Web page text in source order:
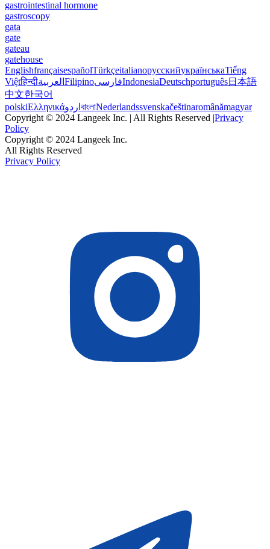
gastrointestinal hormone
gastroscopy
gata
gate
gateau
gatehouse
EnglishfrançaisespañolTürkçeitalianoрусскийукраїнськаTiếng
Việtहिन्दीالعربية FilipinoفارسیIndonesiaDeutschportuguês日本語
中文한국어
polskiΕλληνικάاردو বাংলাNederlandssvenskačeštinaromânămagyar
Copyright © 2024 Langeek Inc. | All Rights Reserved |Privacy
Policy
Copyright © 2024 Langeek Inc.
All Rights Reserved
Privacy Policy